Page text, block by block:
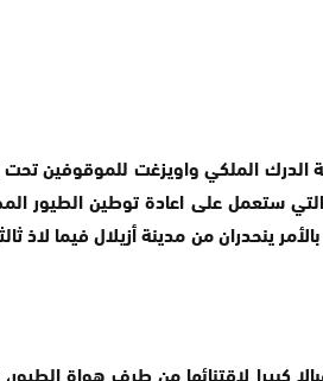
الملكي واويزغت للموقوفين تحت
التي ستعمل على اعادة توطين الطيور
ينحدران من مدينة أزيلال فيما لاذ
كبيرا لاقتنائها من طرف هواة